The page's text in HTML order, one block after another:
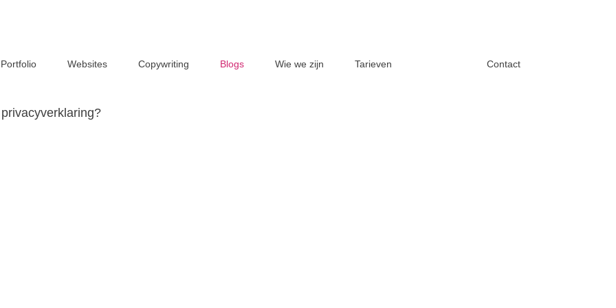
Portfolio Websites Copywriting Blogs Wie we zijn Tarieven Contact